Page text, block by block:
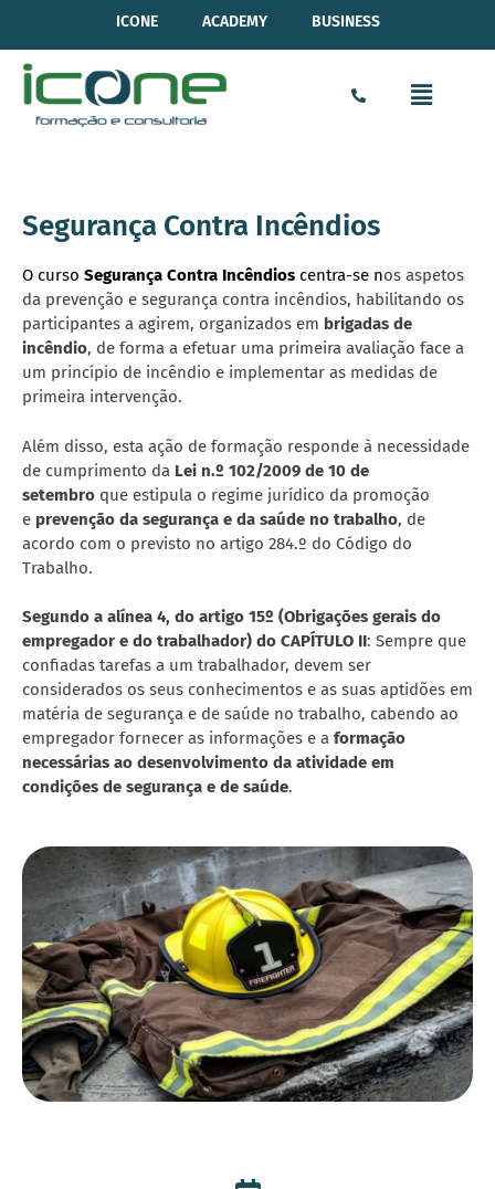
ICONE ACADEMY BUSINESS
Segurança Contra Incêndios
O curso Segurança Contra Incêndios centra-se nos aspetos
da prevenção e segurança contra incêndios, habilitando os
participantes a agirem, organizados em brigadas de
incêndio, de forma a efetuar uma primeira avaliação face a
um princípio de incêndio e implementar as medidas de
primeira intervenção.
Além disso, esta ação de formação responde à necessidade
de cumprimento da Lei n.º 102/2009 de 10 de
setembro que estipula o regime jurídico da promoção
e prevenção da segurança e da saúde no trabalho, de
acordo com o previsto no artigo 284.º do Código do
Trabalho.
Segundo a alínea 4, do artigo 15º (Obrigações gerais do
empregador e do trabalhador) do CAPÍTULO II: Sempre que
confiadas tarefas a um trabalhador, devem ser
considerados os seus conhecimentos e as suas aptidões em
matéria de segurança e de saúde no trabalho, cabendo ao
empregador fornecer as informações e a formação
necessárias ao desenvolvimento da atividade em
condições de segurança e de saúde.